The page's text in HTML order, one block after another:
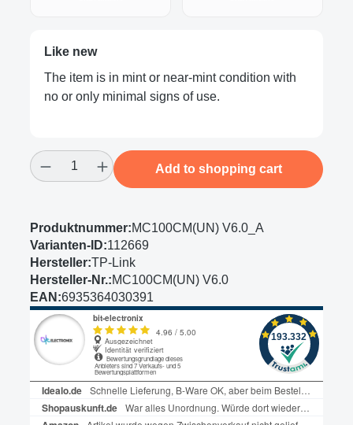
Like new
The item is in mint or near-mint condition with
no or only minimal signs of use.
Product Quantity: Enter the desired
Add to shopping cart
Produktnummer:MC100CM(UN) V6.0_A
Varianten-ID:112669
Hersteller:TP-Link
Hersteller-Nr.:MC100CM(UN) V6.0
EAN:6935364030391